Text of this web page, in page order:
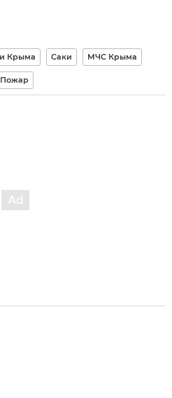
Крыма Саки МЧС Крыма
Пожар